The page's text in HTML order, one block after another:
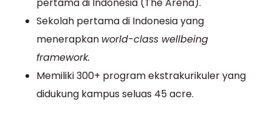
Sekolah pertama di Indonesia yang
menerapkan world-class wellbeing
framework.
Memiliki 300+ program ekstrakurikuler yang
didukung kampus seluas 45 acre.